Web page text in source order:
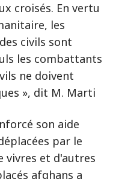
croisés. En vertu
les
civils sont
les combattants
ne doivent
», dit M. Marti
son aide
par le
vivres et d'autres
afghans a